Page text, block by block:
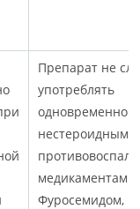
Препарат не
употреблять
одновременно с
нестероидными
медикаментами,
Фуросемидом,